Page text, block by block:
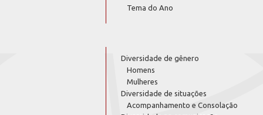
Tema do Ano
Diversidade de gênero
Homens
Mulheres
Diversidade de situações
Acompanhamento e Consolação